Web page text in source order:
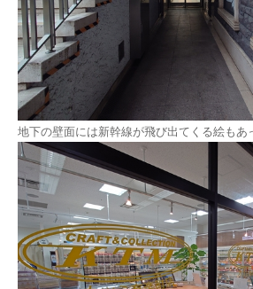
地下の壁面には新幹線が飛び出てくる絵もあ